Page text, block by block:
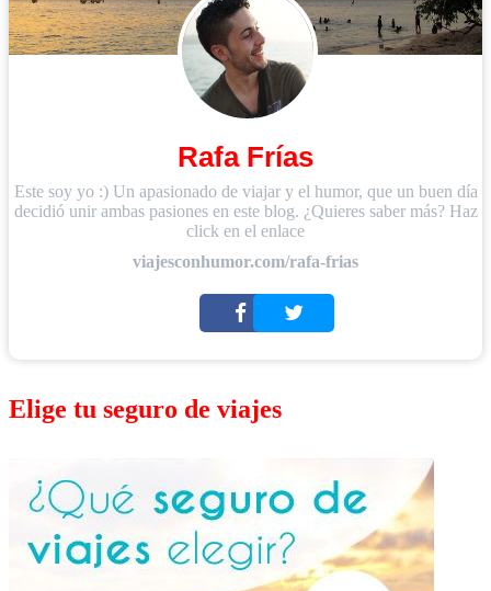
Rafa Frías
Este soy yo :) Un apasionado de viajar y el humor, que un buen día
decidió unir ambas pasiones en este blog. ¿Quieres saber más? Haz
click en el enlace
viajesconhumor.com/rafa-frias
Elige tu seguro de viajes